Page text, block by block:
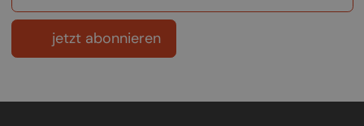
jetzt abonnieren